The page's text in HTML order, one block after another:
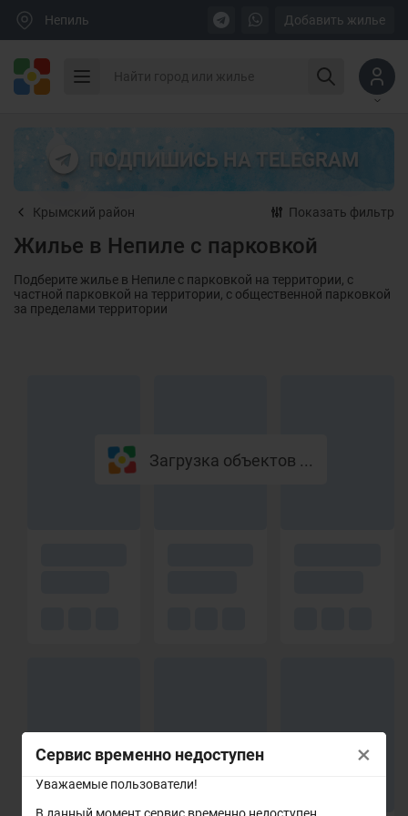
Сервис временно недоступен
Уважаемые пользователи!
В данный момент сервис временно недоступен.
×
Непиль Добавить жилье
ПОДПИШИСЬ НА TELEGRAM
Крымский район Показать фильтр
Жилье в Непиле с парковкой
Подберите жилье в Непиле с парковкой на территории, с
частной парковкой на территории, с общественной парковкой
за пределами территории
Загрузка объектов ...